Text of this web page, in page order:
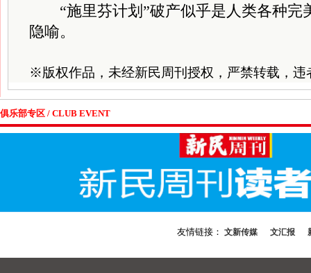
“施里芬计划”破产似乎是人类各种完
隐喻。
※版权作品，未经新民周刊授权，严禁转载，
俱乐部专区 / CLUB EVENT
友情链接： 文新传媒 文汇报